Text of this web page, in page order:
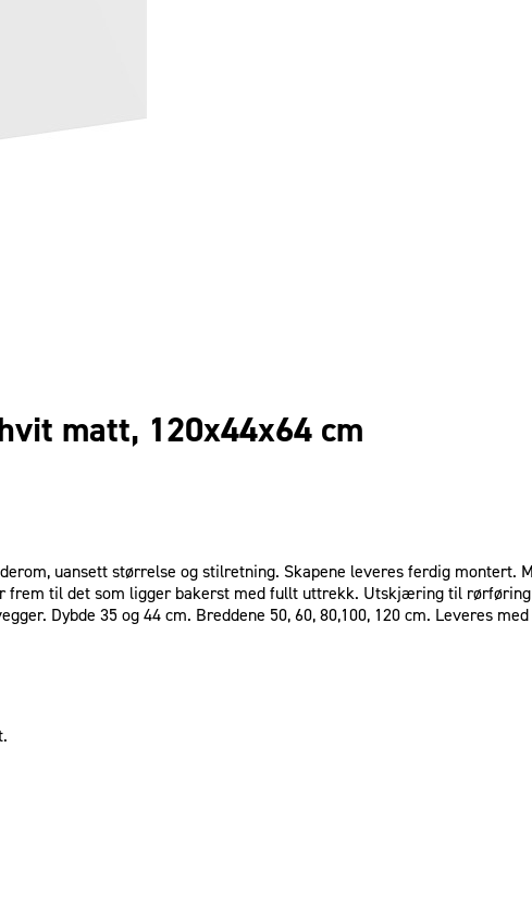
matt, 120x44x64 cm
uansett størrelse og stilretning. Skapene leveres ferdig montert.
frem til det som ligger bakerst med fullt uttrekk. Utskjæring til
Dybde 35 og 44 cm. Breddene 50, 60, 80,100, 120 cm. Leveres